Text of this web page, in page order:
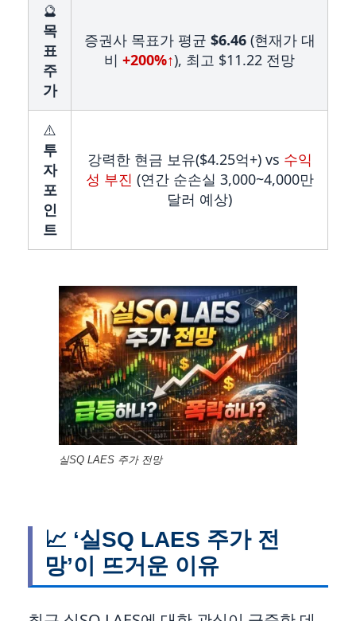
🔮
목
표
주
가
증권사 목표가 평균 $6.46(현재가 대
비 +200%↑), 최고 $11.22 전망
⚠️
투
자
포
인
트
강력한 현금 보유($4.25억+) vs 수익
성 부진 (연간 순손실 3,000~4,000만
달러 예상)
실SQ LAES 주가 전망
📈 ‘실SQ LAES 주가 전
망’이 뜨거운 이유